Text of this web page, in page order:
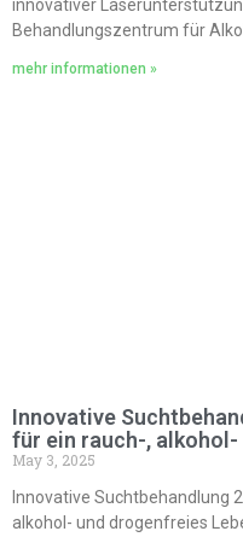
innovativer
Behandlungszentrum für
mehr informationen »
Innovative
für ein rauch-,
May 3, 2025
Innovative Suchtbehandlung
alkohol- und drogenfreies